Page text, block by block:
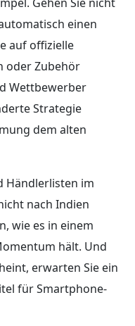
einen
auf offizielle
oder Zubehör
Wettbewerber
Strategie
dem alten
Händlerlisten im
nach Indien
wie es in einem
hält. Und
erwarten Sie ein
für Smartphone-